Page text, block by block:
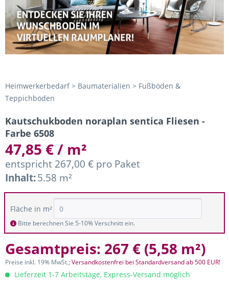
Heimwerkerbedarf > Baumaterialien > Fußböden &
Teppichböden
Kautschukboden noraplan sentica Fliesen -
Farbe 6508
47,85 € / m²
entspricht 267,00 € pro Paket
Inhalt:5.58 m²
Fläche in m²
Bitte berechnen Sie 5-10% Verschnitt ein.
Gesamtpreis: 267 € (5,58 m²)
Preise inkl. 19% MwSt.;Versandkostenfrei bei Standardversand ab 500 EUR!
Lieferzeit 1-7 Arbeitstage, Express-Versand möglich